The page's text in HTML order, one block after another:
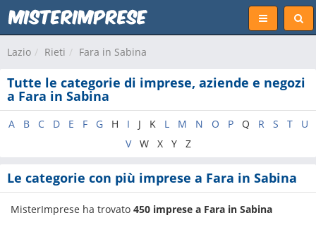
Lazio Rieti Fara in Sabina
Tutte le categorie di imprese, aziende e negozi
a Fara in Sabina
A B C D E F G H I J K L M N O P Q R S T
U
V
W X Y Z
Le categorie con più imprese a Fara in Sabina
MisterImprese ha trovato 450 imprese a Fara in Sabina